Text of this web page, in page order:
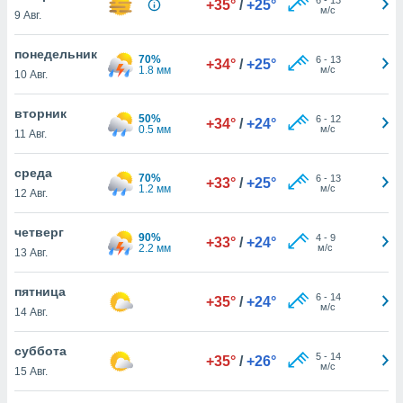
действия
рекламу
нашей
cookie
cookie
в
нашего
9 Авг.
+35° / +25°
м/с
понедельник
10 Авг.
70%
1.8 мм
+34° / +25° 6- 13
м/с
вторник
11 Авг.
50%
0.5 мм
+34° / +24° 6- 12
м/с
среда
12 Авг.
70%
1.2 мм
+33° / +25° 6- 13
м/с
четверг
13 Авг.
90%
2.2 мм
+33° / +24° 4- 9
м/с
пятница
14 Авг.
+35° / +24° 6- 14
м/с
суббота
15 Авг.
+35° / +26° 5- 14
м/с